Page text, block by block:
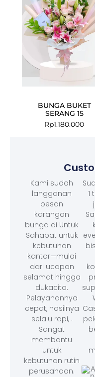
BUNGA BUKET
SERANG 15
Rp1.180.000
Kami sudah
langganan
pesan
karangan
bunga di Untuk
Sahabat untuk
kebutuhan
kantor—mulai
dari ucapan
selamat hingga
dukacita.
Pelayanannya
cepat, hasilnya
selalu rapi, .
Sangat
membantu
untuk
kebutuhan rutin
perusahaan.
1